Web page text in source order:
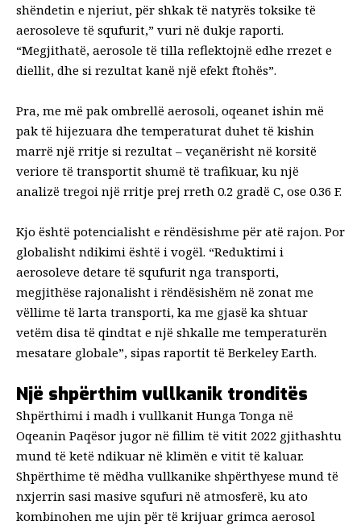
shëndetin e njeriut, për shkak të natyrës toksike të
aerosoleve të squfurit,” vuri në dukje raporti.
“Megjithatë, aerosole të tilla reflektojnë edhe rrezet e
diellit, dhe si rezultat kanë një efekt ftohës”.
Pra, me më pak ombrellë aerosoli, oqeanet ishin më
pak të hijezuara dhe temperaturat duhet të kishin
marrë një rritje si rezultat – veçanërisht në korsitë
veriore të transportit shumë të trafikuar, ku një
analizë tregoi një rritje prej rreth 0.2 gradë C, ose 0.36 F.
Kjo është potencialisht e rëndësishme për atë rajon. Por
globalisht ndikimi është i vogël. “Reduktimi i
aerosoleve detare të squfurit nga transporti,
megjithëse rajonalisht i rëndësishëm në zonat me
vëllime të larta transporti, ka me gjasë ka shtuar
vetëm disa të qindtat e një shkalle me temperaturën
mesatare globale”, sipas raportit të Berkeley Earth.
Një shpërthim vullkanik tronditës
Shpërthimi i madh i vullkanit Hunga Tonga në
Oqeanin Paqësor jugor në fillim të vitit 2022 gjithashtu
mund të ketë ndikuar në klimën e vitit të kaluar.
Shpërthime të mëdha vullkanike shpërthyese mund të
nxjerrin sasi masive squfuri në atmosferë, ku ato
kombinohen me ujin për të krijuar grimca aerosol